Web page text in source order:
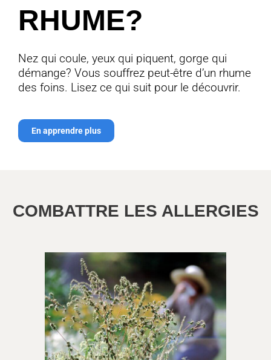
RHUME?
Nez qui coule, yeux qui piquent, gorge qui
démange? Vous souffrez peut-être d’un rhume
des foins. Lisez ce qui suit pour le découvrir.
En apprendre plus
COMBATTRE LES ALLERGIES